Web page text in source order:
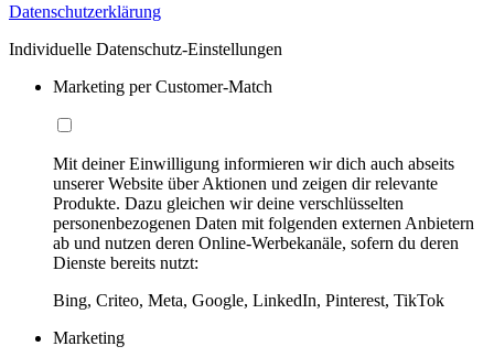
Datenschutzerklärung
Individuelle Datenschutz-Einstellungen
Marketing per Customer-Match
Mit deiner Einwilligung informieren wir dich auch abseits
unserer Website über Aktionen und zeigen dir relevante
Produkte. Dazu gleichen wir deine verschlüsselten
personenbezogenen Daten mit folgenden externen Anbietern
ab und nutzen deren Online-Werbekanäle, sofern du deren
Dienste bereits nutzt:
Bing, Criteo, Meta, Google, LinkedIn, Pinterest, TikTok
Marketing